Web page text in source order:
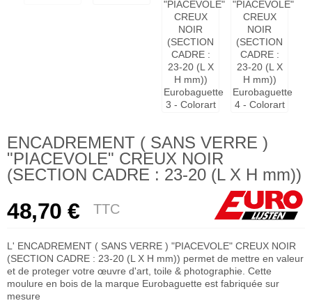
ENCADREMENT ( SANS VERRE )
"PIACEVOLE" CREUX NOIR
(SECTION CADRE : 23-20 (L X H mm))
48,70 € TTC
L' ENCADREMENT ( SANS VERRE ) "PIACEVOLE" CREUX NOIR
(SECTION CADRE : 23-20 (L X H mm)) permet de mettre en valeur
et de proteger votre œuvre d'art, toile & photographie. Cette
moulure en bois de la marque Eurobaguette est fabriquée sur
mesure